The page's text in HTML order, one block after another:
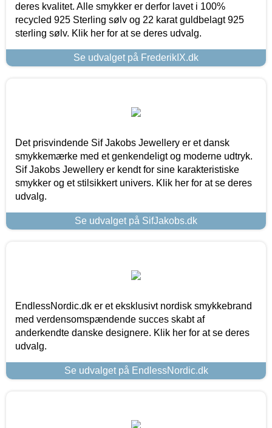
deres kvalitet. Alle smykker er derfor lavet i 100%
recycled 925 Sterling sølv og 22 karat guldbelagt 925
sterling sølv. Klik her for at se deres udvalg.
Se udvalget på FrederikIX.dk
Det prisvindende Sif Jakobs Jewellery er et dansk
smykkemærke med et genkendeligt og moderne udtryk.
Sif Jakobs Jewellery er kendt for sine karakteristiske
smykker og et stilsikkert univers. Klik her for at se deres
udvalg.
Se udvalget på SifJakobs.dk
EndlessNordic.dk er et eksklusivt nordisk smykkebrand
med verdensomspændende succes skabt af
anderkendte danske designere. Klik her for at se deres
udvalg.
Se udvalget på EndlessNordic.dk